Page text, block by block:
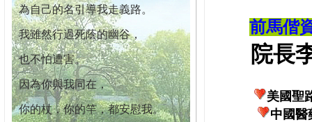
為自己的名引導我走義路。
我雖然行過死蔭的幽谷，
也不怕遭害。
因為你與我同在，
你的杖，你的竿，都安慰我。
前馬偕
院長李
美國聖
中國醫